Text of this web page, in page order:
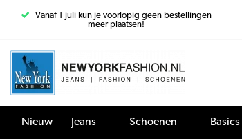
Vanaf 1 juli kun je voorlopig geen bestellingen
meer plaatsen!
Nieuw Jeans Schoenen Basics